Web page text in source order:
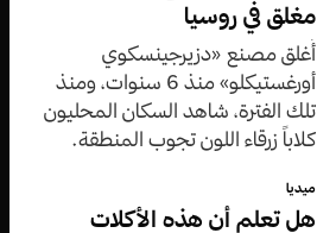
مغلق في روسيا
أُغلق مصنع «دزيرجينسكوي
أورغستيكلو» منذ 6 سنوات، ومنذ
تلك الفترة، شاهد السكان المحليون
كلاباً زرقاء اللون تجوب المنطقة.
ميديا
هل تعلم أن هذه الأكلات